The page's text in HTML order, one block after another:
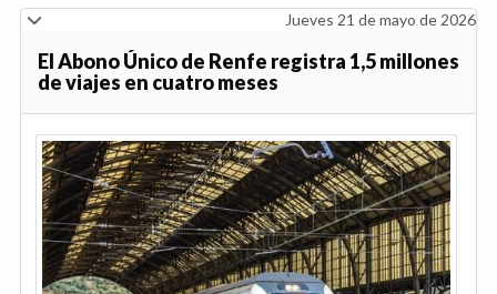
Jueves 21 de mayo de 2026
El Abono Único de Renfe registra 1,5 millones
de viajes en cuatro meses